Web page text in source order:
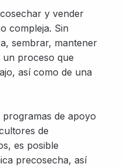
y vender
compleja. Sin
sembrar, mantener
proceso que
así como de una
de apoyo
de
es posible
precosecha, así